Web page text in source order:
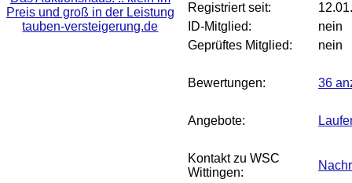
tauben-versteigerung.de
Registriert seit:
ID-Mitglied:
nein
Geprüftes Mitglied:
nein
Bewertungen: 36
Angebote:
Kontakt zu WSC
Wittingen: